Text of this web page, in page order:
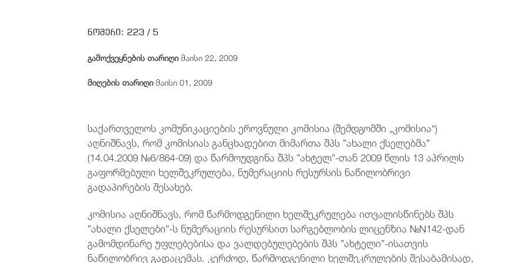
ნომერი: 223 / 5
გამოქვეყნების თარიღიმაისი 22, 2009
მიღების თარიღიმაისი 01, 2009
საქართველოს კომუნიკაციების ეროვნული კომისია (შემდგომში „კომისია“)
აღნიშნავს, რომ კომისიას განცხადებით მიმართა შპს ”ახალი ქსელებმა”
(14.04.2009 №6/864-09) და წარმოუდგინა შპს ”ახტელ”-თან 2009 წლის 13 აპრილს
გაფორმებული ხელშეკრულება, ნუმერაციის რესურსის ნაწილობრივი
გადაპირების შესახებ.
კომისია აღნიშნავს, რომ წარმოდგენილი ხელშეკრულება ითვალისწინებს შპს
”ახალი ქსელები”-ს ნუმერაციის რესურსით სარგებლობის ლიცენზია №N142-დან
გამომდინარე უფლებებისა და ვალდებულებების შპს ”ახტელი”-ისათვის
ნაწილობრივ გადაცემას. კერძოდ, წარმოდგენილი ხელშეკრულების შესაბამისად,